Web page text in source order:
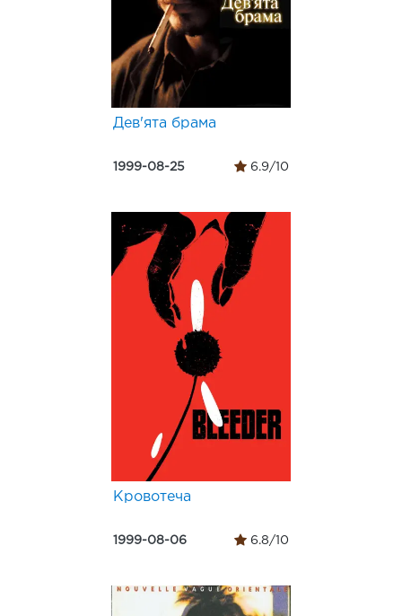
Дев'ята брама
1999-08-25 6.9/10
Кровотеча
1999-08-06 6.8/10